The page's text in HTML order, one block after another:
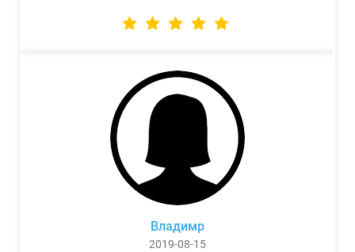
Владимр
2019-08-15